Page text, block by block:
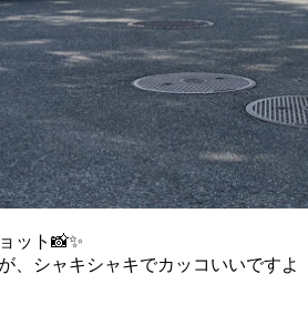
ット📸✨
、シャキシャキでカッコいいですよ